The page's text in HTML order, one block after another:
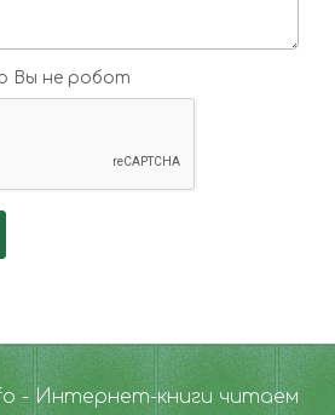
Вы не робот
- Интернет-книги читаем